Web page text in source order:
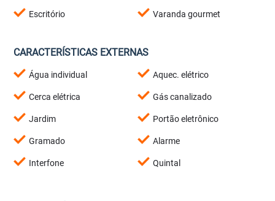
Escritório Varanda gourmet
CARACTERÍSTICAS EXTERNAS
Água individual Aquec. elétrico
Cerca elétrica Gás canalizado
Jardim Portão eletrônico
Gramado Alarme
Interfone Quintal